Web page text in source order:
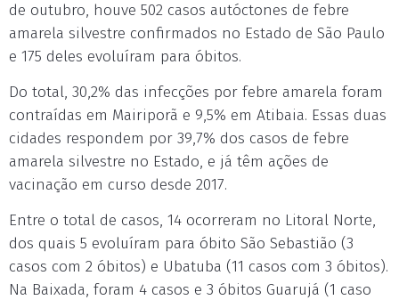
de outubro, houve 502 casos autóctones de febre
amarela silvestre confirmados no Estado de São Paulo
e 175 deles evoluíram para óbitos.
Do total, 30,2% das infecções por febre amarela foram
contraídas em Mairiporã e 9,5% em Atibaia. Essas duas
cidades respondem por 39,7% dos casos de febre
amarela silvestre no Estado, e já têm ações de
vacinação em curso desde 2017.
Entre o total de casos, 14 ocorreram no Litoral Norte,
dos quais 5 evoluíram para óbito São Sebastião (3
casos com 2 óbitos) e Ubatuba (11 casos com 3 óbitos).
Na Baixada, foram 4 casos e 3 óbitos Guarujá (1 caso